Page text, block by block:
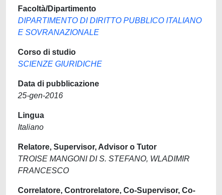
Facoltà/Dipartimento
DIPARTIMENTO DI DIRITTO PUBBLICO ITALIANO
E SOVRANAZIONALE
Corso di studio
SCIENZE GIURIDICHE
Data di pubblicazione
25-gen-2016
Lingua
Italiano
Relatore, Supervisor, Advisor o Tutor
TROISE MANGONI DI S. STEFANO, WLADIMIR
FRANCESCO
Correlatore, Controrelatore, Co-Supervisor, Co-